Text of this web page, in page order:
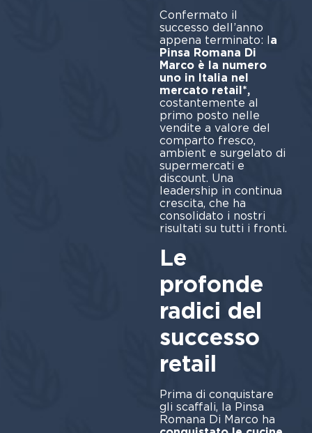
Confermato il
successo dell’anno
appena terminato: la
Pinsa Romana Di
Marco è la numero
uno in Italia nel
mercato retail*,
costantemente al
primo posto nelle
vendite a valore del
comparto fresco,
ambient e surgelato di
supermercati e
discount. Una
leadership in continua
crescita, che ha
consolidato i nostri
risultati su tutti i fronti.
Le
profonde
radici del
successo
retail
Prima di conquistare
gli scaffali, la Pinsa
Romana Di Marco ha